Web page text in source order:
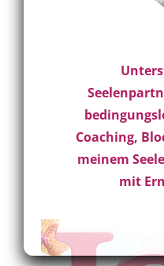
Coaching,
meinem
mit